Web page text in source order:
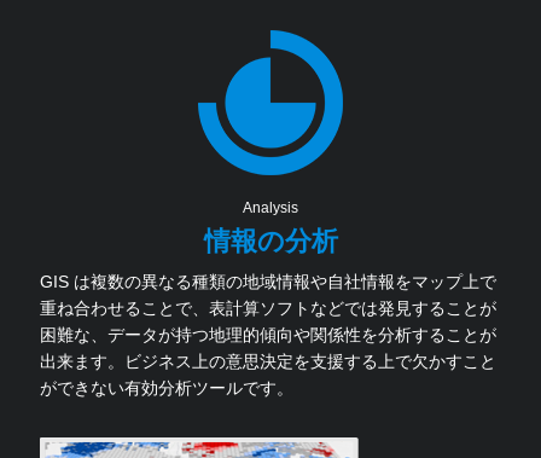
Analysis
情報の分析
GIS は複数の異なる種類の地域情報や自社情報をマップ上で
重ね合わせることで、表計算ソフトなどでは発見することが
困難な、データが持つ地理的傾向や関係性を分析することが
出来ます。ビジネス上の意思決定を支援する上で欠かすこと
ができない有効分析ツールです。